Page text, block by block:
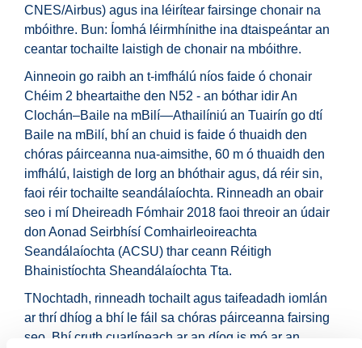
CNES/Airbus) agus ina léirítear fairsinge chonair na
mbóithre. Bun: Íomhá léirmhínithe ina dtaispeántar an
ceantar tochailte laistigh de chonair na mbóithre.
Ainneoin go raibh an t-imfhálú níos faide ó chonair
Chéim 2 bheartaithe den N52 - an bóthar idir An
Clochán–Baile na mBilí—Athailíniú an Tuairín go dtí
Baile na mBilí, bhí an chuid is faide ó thuaidh den
chóras páirceanna nua-aimsithe, 60 m ó thuaidh den
imfhálú, laistigh de lorg an bhóthair agus, dá réir sin,
faoi réir tochailte seandálaíochta. Rinneadh an obair
seo i mí Dheireadh Fómhair 2018 faoi threoir an údair
don Aonad Seirbhísí Comhairleoireachta
Seandálaíochta (ACSU) thar ceann Réitigh
Bhainistíochta Sheandálaíochta Tta.
TNochtadh, rinneadh tochailt agus taifeadadh iomlán
ar thrí dhíog a bhí le fáil sa chóras páirceanna fairsing
seo. Bhí cruth cuarlíneach ar an díog is mó ar an